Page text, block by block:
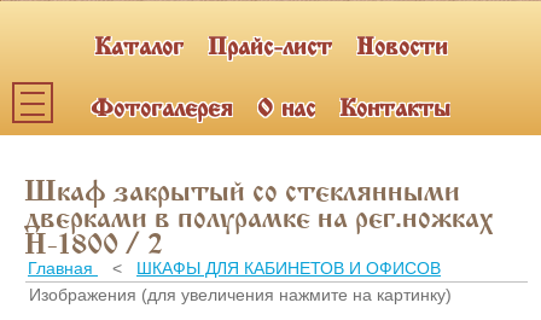
Каталог Прайс-лист Новости
Фотогалерея О нас Контакты
Каталог мебели
ПОЛКИ НАВЕСНЫЕ (2)
ШКАФЫ ДЛЯ КАБИНЕТОВ
И ОФИСОВ (95)
СТОЛЫ ДЛЯ КАБИНЕТОВ И
Шкаф закрытый со стеклянными
дверками в полурамке на рег.ножках
Н-1800 / 2
Главная < ШКАФЫ ДЛЯ КАБИНЕТОВ И ОФИСОВ
Изображения (для увеличения нажмите на картинку)